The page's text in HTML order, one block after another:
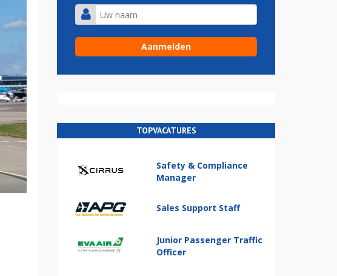
TOPVACATURES
Safety & Compliance
Manager
Sales Support Staff
Junior Passenger Traffic
Officer